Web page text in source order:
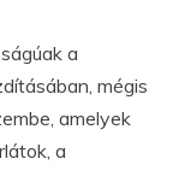
a
mégis
amelyek
a